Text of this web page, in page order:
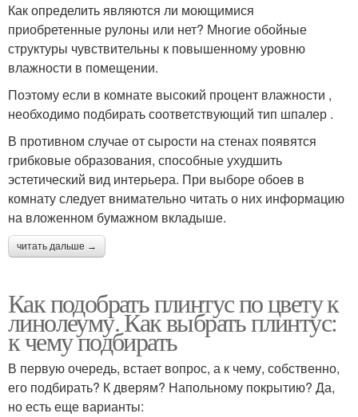
Как определить являются ли моющимися
приобретенные рулоны или нет? Многие обойные
структуры чувствительны к повышенному уровню
влажности в помещении.
Поэтому если в комнате высокий процент влажности ,
необходимо подбирать соответствующий тип шпалер .
В противном случае от сырости на стенах появятся
грибковые образования, способные ухудшить
эстетический вид интерьера. При выборе обоев в
комнату следует внимательно читать о них информацию
на вложенном бумажном вкладыше.
читать дальше →
Как подобрать плинтус по цвету к
линолеуму. Как выбрать плинтус:
к чему подбирать
В первую очередь, встает вопрос, а к чему, собственно,
его подбирать? К дверям? Напольному покрытию? Да,
но есть еще варианты: